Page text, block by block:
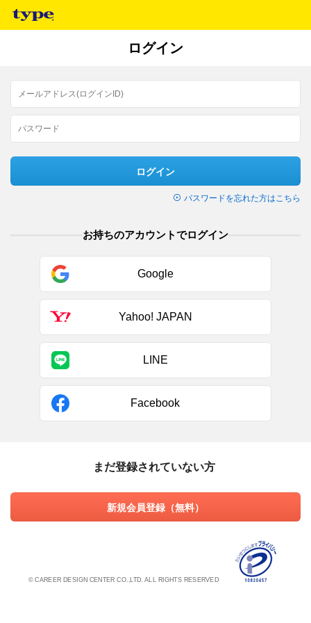
ログイン
ログイン
パスワードを忘れた方はこちら
お持ちのアカウントでログイン
Google
Yahoo! JAPAN
LINE
Facebook
まだ登録されていない方
新規会員登録（無料）
© CAREER DESIGN CENTER CO.,LTD. ALL RIGHTS RESERVED